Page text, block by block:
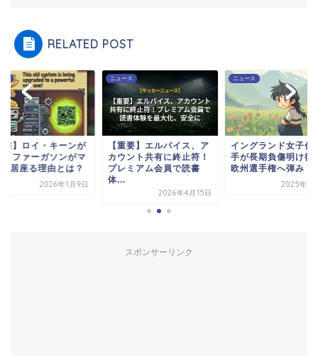
RELATED POST
撃】ロイ・キーンが
！ファーガソンがマ
居座る理由とは？
2026年1月9日
ニュース
【重要】エルパイス、ア
カウント共有に終止符！
プレミアム会員で読書
体...
2026年4月15日
ニュース
イングランド女子代
手が長期負傷明け復
欧州選手権へ弾み
2025年5
スポンサーリンク